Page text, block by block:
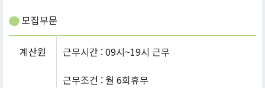
모집부문
계산원
근무시간 : 09시~19시 근무
근무조건 : 월 6회휴무